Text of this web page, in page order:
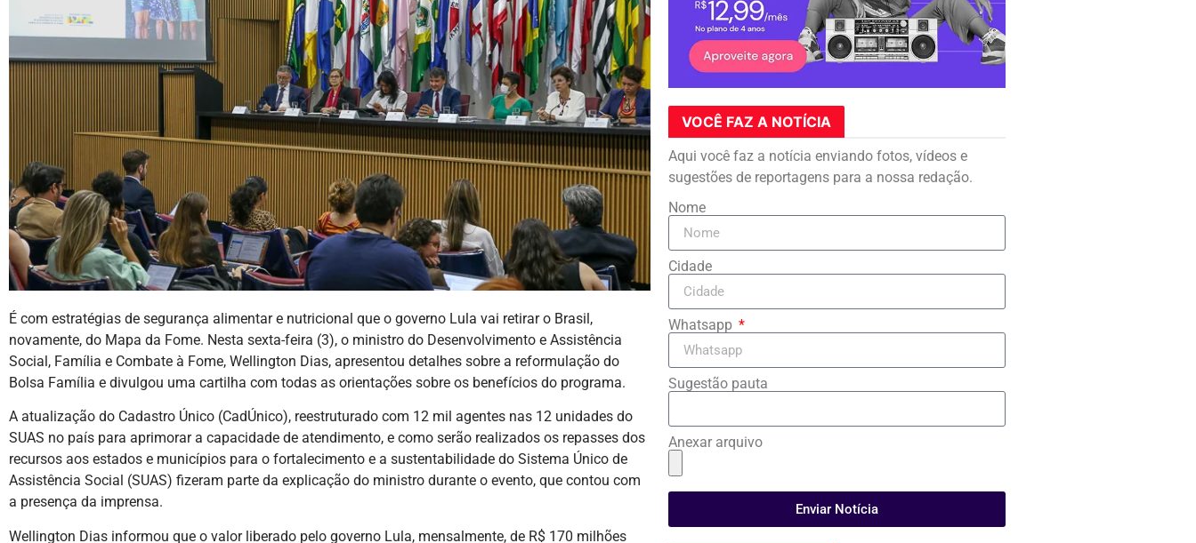
É com estratégias de segurança alimentar e nutricional que o governo Lula vai retirar o Brasil,
novamente, do Mapa da Fome. Nesta sexta-feira (3), o ministro do Desenvolvimento e Assistência
Social, Família e Combate à Fome, Wellington Dias, apresentou detalhes sobre a reformulação do
Bolsa Família e divulgou uma cartilha com todas as orientações sobre os benefícios do programa.
A atualização do Cadastro Único (CadÚnico), reestruturado com 12 mil agentes nas 12 unidades do
SUAS no país para aprimorar a capacidade de atendimento, e como serão realizados os repasses dos
recursos aos estados e municípios para o fortalecimento e a sustentabilidade do Sistema Único de
Assistência Social (SUAS) fizeram parte da explicação do ministro durante o evento, que contou com
a presença da imprensa.
Wellington Dias informou que o valor liberado pelo governo Lula, mensalmente, de R$ 170 milhões
VOCÊ FAZ A NOTÍCIA
Aqui você faz a notícia enviando fotos, vídeos e
sugestões de reportagens para a nossa redação.
Nome
Cidade
Whatsapp
Sugestão pauta
Anexar arquivo
Enviar Notícia